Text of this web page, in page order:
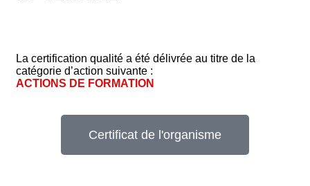
La certification qualité a été délivrée au titre de la
catégorie d’action suivante :
ACTIONS DE FORMATION
Certificat de l'organisme